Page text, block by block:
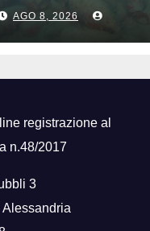
di
largo di Mazara
Vallo
AGO 8, 2026
registrazione al
n.48/2017
3